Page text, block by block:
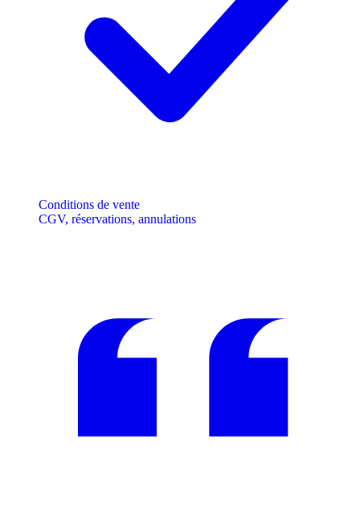
Conditions de vente
CGV, réservations, annulations